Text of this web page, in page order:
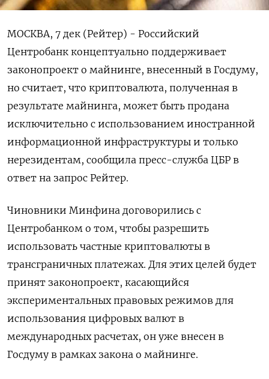
МОСКВА, 7 дек (Рейтер) - Российский
Центробанк концептуально поддерживает
законопроект о майнинге, внесенный в Госдуму,
но считает, что криптовалюта, полученная в
результате майнинга, может быть продана
исключительно с использованием иностранной
информационной инфраструктуры и только
нерезидентам, сообщила пресс-служба ЦБР в
ответ на запрос Рейтер.
Чиновники Минфина договорились с
Центробанком о том, чтобы разрешить
использовать частные криптовалюты в
трансграничных платежах. Для этих целей будет
принят законопроект, касающийся
экспериментальных правовых режимов для
использования цифровых валют в
международных расчетах, он уже внесен в
Госдуму в рамках закона о майнинге.